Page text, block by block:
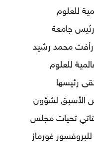
للعلوم
رئيس جامعة
رأفت محمد رشيد
للعلوم
رئيسها
الأسبق لشؤون
تحيات مجلس
غورماز